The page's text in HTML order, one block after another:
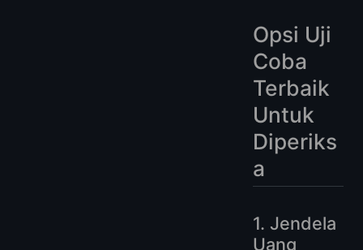
Opsi Uji
Coba
Terbaik
Untuk
Diperiks
a
1. Jendela
Uang